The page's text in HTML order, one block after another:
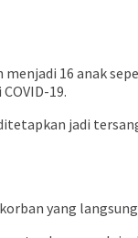
16 anak
19.
jadi
yang